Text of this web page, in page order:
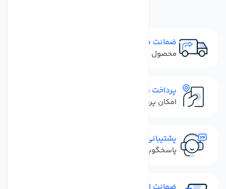
ضمانت مرجوعی
محصول نباید آسیب دیده باشد
پرداخت در محل
امکان پرداخت کل فاکتور در محل
پشتیبانی سریع
پاسخگویی سریع به تماس‌ها و پیام‌ها